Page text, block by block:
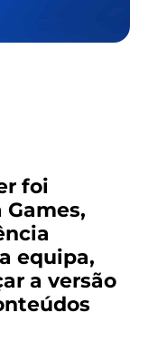
foi
equipa,
a versão